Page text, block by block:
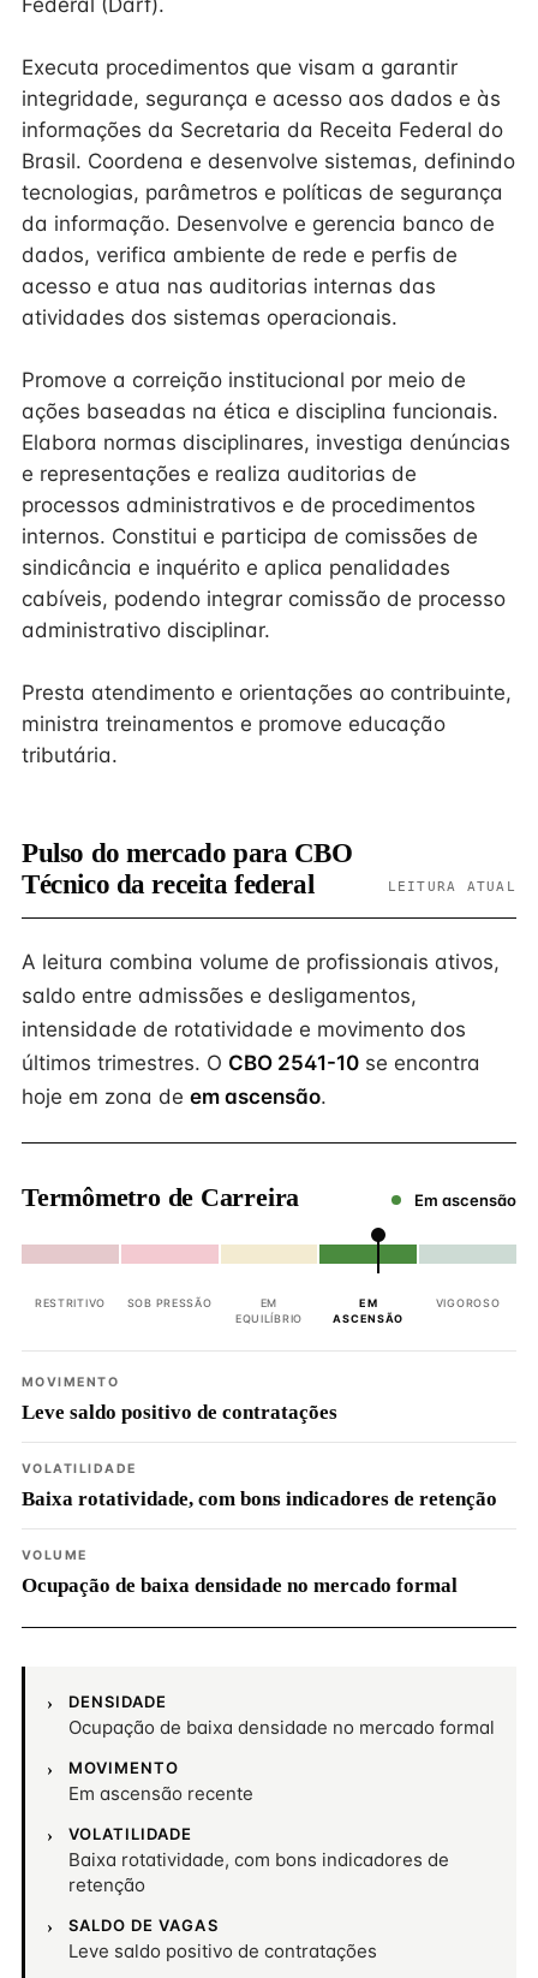
Federal (Darf).
Executa procedimentos que visam a garantir
integridade, segurança e acesso aos dados e às
informações da Secretaria da Receita Federal do
Brasil. Coordena e desenvolve sistemas, definindo
tecnologias, parâmetros e políticas de segurança
da informação. Desenvolve e gerencia banco de
dados, verifica ambiente de rede e perfis de
acesso e atua nas auditorias internas das
atividades dos sistemas operacionais.
Promove a correição institucional por meio de
ações baseadas na ética e disciplina funcionais.
Elabora normas disciplinares, investiga denúncias
e representações e realiza auditorias de
processos administrativos e de procedimentos
internos. Constitui e participa de comissões de
sindicância e inquérito e aplica penalidades
cabíveis, podendo integrar comissão de processo
administrativo disciplinar.
Presta atendimento e orientações ao contribuinte,
ministra treinamentos e promove educação
tributária.
Pulso do mercado para CBO
Técnico da receita federal
LEITURA ATUAL
A leitura combina volume de profissionais ativos,
saldo entre admissões e desligamentos,
intensidade de rotatividade e movimento dos
últimos trimestres. O CBO 2541-10 se encontra
hoje em zona de em ascensão.
Termômetro de Carreira Em ascensão
RESTRITIVO SOB PRESSÃO
EM
EQUILÍBRIO
EM
ASCENSÃO
VIGOROSO
MOVIMENTO
Leve saldo positivo de contratações
VOLATILIDADE
Baixa rotatividade, com bons indicadores de retenção
VOLUME
Ocupação de baixa densidade no mercado formal
DENSIDADE
Ocupação de baixa densidade no mercado formal
MOVIMENTO
Em ascensão recente
VOLATILIDADE
Baixa rotatividade, com bons indicadores de
retenção
SALDO DE VAGAS
Leve saldo positivo de contratações